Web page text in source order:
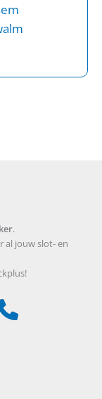
.
al jouw slot- en